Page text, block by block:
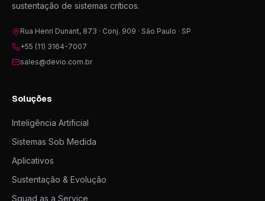
sustentação de sistemas críticos.
Rua Henri Dunant, 873 · Conj. 909 · São Paulo · SP
+55 (11) 3164-7007
sales@devio.com.br
Soluções
Inteligência Artificial
Sistemas Sob Medida
Aplicativos
Sustentação & Evolução
Squad as a Service